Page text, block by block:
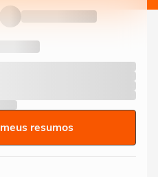
resumos